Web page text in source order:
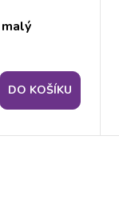
DO KOŠÍKU